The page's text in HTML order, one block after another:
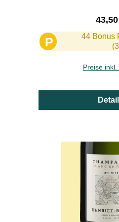
P
44 Bonus
Preise inkl.